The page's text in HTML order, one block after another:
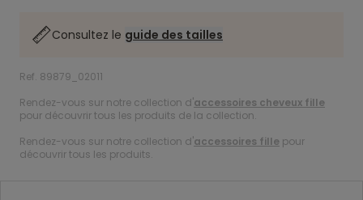
Consultez le guide des tailles
Ref. 89879_02011
Rendez-vous sur notre collection d'accessoires cheveux fille
pour découvrir tous les produits de la collection.
Rendez-vous sur notre collection d'accessoires fille pour
découvrir tous les produits.